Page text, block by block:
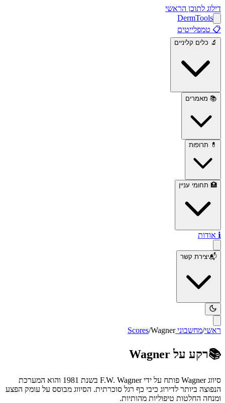
דילוג לתוכן הראשי
DermTools
📋 טמפלייטים
🔬 כלים קליניים
📚 מאמרים
💊 תרופות
🏥 תחומי עניין
ℹ️ אודות
📬יצירת קשר
ראשי/מחשבוני Scores /Wagner
📚רקע עלWagner
סיווג Wagner פותח על ידי F.W. Wagner בשנת 1981 והוא המערכת
הנפוצה ביותר לדירוג כיבי כף רגל סוכרתית. הסיווג מבוסס על עומק הפצע
ומנחה החלטות טיפוליות מהותיות.